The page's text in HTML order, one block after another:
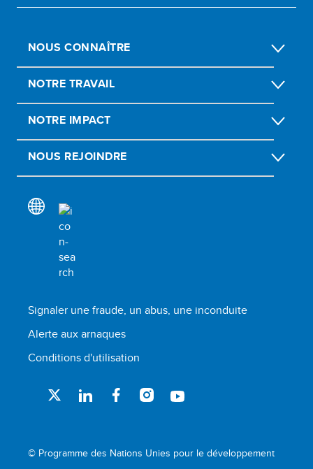
NOUS CONNAÎTRE
NOTRE TRAVAIL
NOTRE IMPACT
NOUS REJOINDRE
Signaler une fraude, un abus, une inconduite
Alerte aux arnaques
Conditions d'utilisation
© Programme des Nations Unies pour le développement